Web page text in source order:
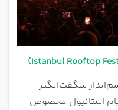
شگفت‌انگیز
استانبول مخصوص